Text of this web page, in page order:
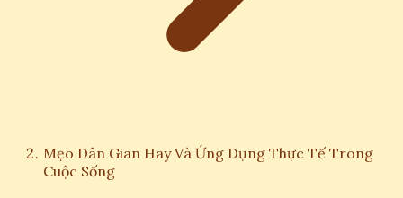
Mẹo Dân Gian Hay Và Ứng Dụng Thực Tế Trong
Cuộc Sống